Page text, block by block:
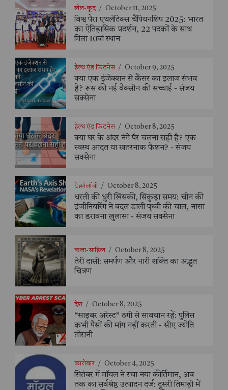
खेल-कूद / October 11, 2025
विश्व पैरा एथलेटिक्स चैंपियनशिप 2025: भारत
का ऐतिहासिक प्रदर्शन, 22 पदकों के साथ
मिला 10वां स्थान
हेल्थ एंड फिटनेस / October 9, 2025
क्या एक इंजेक्शन से कैंसर का इलाज संभव
है? रूस की नई वैक्सीन की सच्चाई - संजय
सक्सेना
हेल्थ एंड फिटनेस / October 8, 2025
क्या घर के अंदर नंगे पैर चलना सही है? एक
स्वस्थ आदत या खतरनाक फैशन? - संजय
सक्सैना
टेक्नोलॉजी / October 8, 2025
धरती की धुरी खिसकी, सिकुड़ा समय: चीन की
इंजीनियरिंग ने बदल डाली पृथ्वी की चाल, नासा
का डरावना खुलासा - संजय सक्सैना
कला-साहित्य / October 8, 2025
तेरी दासी: समर्पण और नारी शक्ति का अद्भुत
चित्रण
देश / October 8, 2025
“साइबर अरेस्ट” ठगी से सावधान रहें: पुलिस
कभी पैसों की मांग नहीं करती - सीए ज्योति
तोरानी
कारोबार / October 4, 2025
सितंबर में मॉयल ने रचा नया कीर्तिमान, अब
तक का सर्वश्रेष्ठ उत्पादन दर्ज: दूसरी तिमाही में